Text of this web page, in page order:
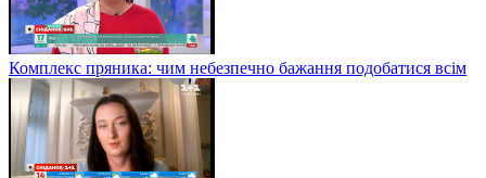
Комплекс пряника: чим небезпечно бажання подобатися всім